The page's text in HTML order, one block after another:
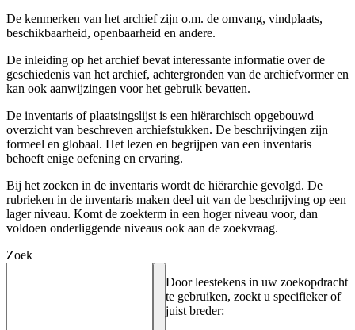
De kenmerken van het archief zijn o.m. de omvang, vindplaats,
beschikbaarheid, openbaarheid en andere.
De inleiding op het archief bevat interessante informatie over de
geschiedenis van het archief, achtergronden van de archiefvormer en
kan ook aanwijzingen voor het gebruik bevatten.
De inventaris of plaatsingslijst is een hiërarchisch opgebouwd
overzicht van beschreven archiefstukken. De beschrijvingen zijn
formeel en globaal. Het lezen en begrijpen van een inventaris
behoeft enige oefening en ervaring.
Bij het zoeken in de inventaris wordt de hiërarchie gevolgd. De
rubrieken in de inventaris maken deel uit van de beschrijving op een
lager niveau. Komt de zoekterm in een hoger niveau voor, dan
voldoen onderliggende niveaus ook aan de zoekvraag.
Zoek
Door leestekens in uw zoekopdracht
te gebruiken, zoekt u specifieker of
juist breder: